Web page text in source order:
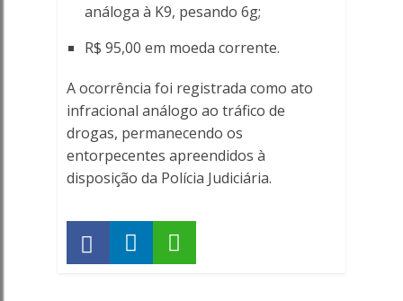
análoga à K9, pesando 6g;
R$ 95,00 em moeda corrente.
A ocorrência foi registrada como ato
infracional análogo ao tráfico de
drogas, permanecendo os
entorpecentes apreendidos à
disposição da Polícia Judiciária.